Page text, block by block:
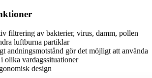
filtrering av bakterier, virus, damm, pollen
luftburna partiklar
andningsmotstånd gör det möjligt att använda
olika vardagssituationer
design